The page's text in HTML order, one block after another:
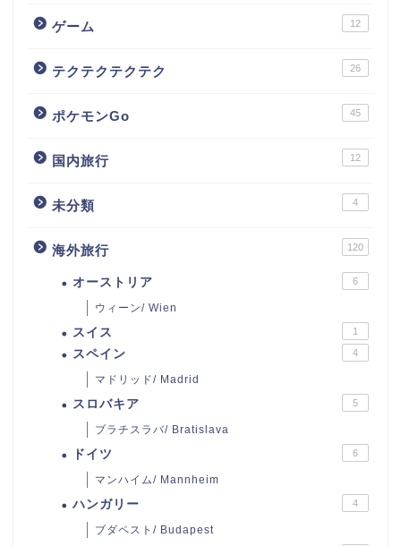
ゲーム 12
テクテクテクテク 26
ポケモンGo 45
国内旅行 12
未分類 4
海外旅行 120
オーストリア 6
ウィーン/ Wien
スイス 1
スペイン 4
マドリッド/ Madrid
スロバキア 5
ブラチスラバ/ Bratislava
ドイツ 6
マンハイム/ Mannheim
ハンガリー 4
ブダペスト/ Budapest